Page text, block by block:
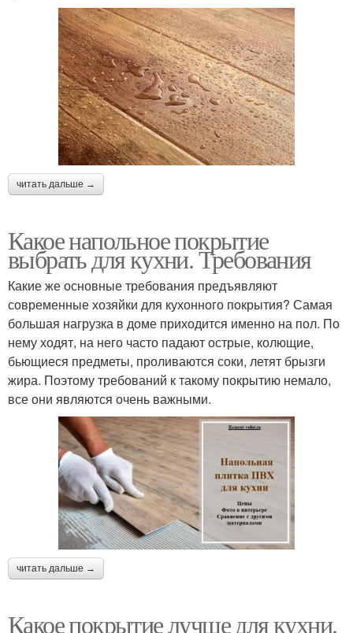
читать дальше →
Какое напольное покрытие
выбрать для кухни. Требования
Какие же основные требования предъявляют
современные хозяйки для кухонного покрытия? Самая
большая нагрузка в доме приходится именно на пол. По
нему ходят, на него часто падают острые, колющие,
бьющиеся предметы, проливаются соки, летят брызги
жира. Поэтому требований к такому покрытию немало,
все они являются очень важными.
читать дальше →
Какое покрытие лучше для кухни.